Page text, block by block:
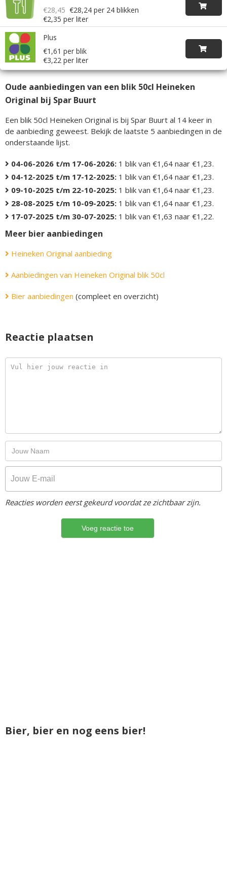
€28,45 €28,24 per 24 blikken
€2,35 per liter
Plus
€1,61 per blik
€3,22 per liter
Oude aanbiedingen van een blik 50cl Heineken
Original bij Spar Buurt
Een blik 50cl Heineken Original is bij Spar Buurt al 14 keer in
de aanbieding geweest. Bekijk de laatste 5 aanbiedingen in de
onderstaande lijst.
04-06-2026 t/m 17-06-2026: 1 blik van €1,64 naar €1,23.
04-12-2025 t/m 17-12-2025: 1 blik van €1,64 naar €1,23.
09-10-2025 t/m 22-10-2025: 1 blik van €1,64 naar €1,23.
28-08-2025 t/m 10-09-2025: 1 blik van €1,64 naar €1,23.
17-07-2025 t/m 30-07-2025: 1 blik van €1,63 naar €1,22.
Meer bier aanbiedingen
Heineken Original aanbieding
Aanbiedingen van Heineken Original blik 50cl
Bier aanbiedingen (compleet en overzicht)
Reactie plaatsen
Reacties worden eerst gekeurd voordat ze zichtbaar zijn.
Bier, bier en nog eens bier!